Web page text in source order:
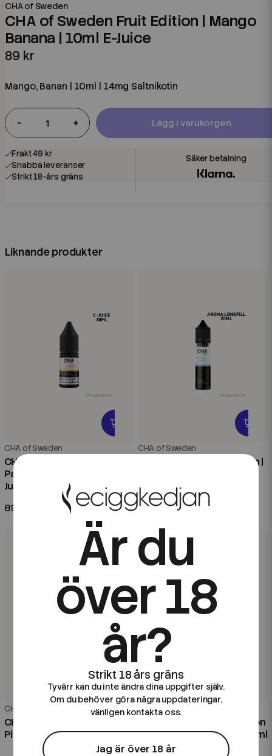
CHA of Sweden
CHA of Sweden Fruit Edition | Mango
Banana | 10ml E-Juice
89 kr
Mango, Banan | 10ml | 14mg Saltnikotin
- + Lägg i varukorgen
Frakt 49 kr
Snabba leveranser
Strikt 18-års gräns
Liknande produkter
CHA of Sweden
CHA of Sweden Ice Edition |
Passion Fruit Ice | 10ml E-
Juice
89 kr
CHA of Sweden
CHA of Sweden Ice Edition |
20ml Aroma Longfill
99 kr
CHA of Sweden
CHA of Sweden Ice Edition |
Pineapple Ice | 10ml E-Juice
CHA of Sweden
CHA of Sweden Fruit Edition
| Blueberry Raspberry | 20ml
Aroma Longfill
Är du
över 18
år?
Tyvärr kan du inte ändra dina uppgifter själv.
Om du behöver göra några uppdateringar,
vänligen kontakta oss.
Jag är över 18 år